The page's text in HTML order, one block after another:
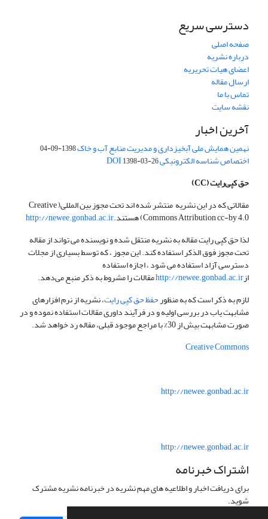
دسترسی سریع
صفحه اصلی
درباره نشریه
اعضای هیات تحریریه
ارسال مقاله
تماس با ما
نقشه سایت
آخرین اخبار
نهمین همایش ملی آبخیزداری و مدیریت منابع آب و خاک1398-09-04
اختصاص شناسه الکترونیکی DOI1398-03-26
حق کپی‌رایت(CC)
مقالاتی که در این نشریه منتشر شده اند تحت مجوز بین المللی( Creative
Commons Attribution cc-by 4.0) هستند.
http://newee.gonbad.ac.ir
لذا حق کپی رایت مقاله به نشریه منتقل شده و نویسنده می تواند از مقاله
تحت مجوز فوق الذکر استفاده کند. این مجوز ، که توسط بسیاری از مجلات
دسترسی آزاد استفاده می شود ، اجازه استفاده
ازhttp://newee.gonbad.ac.irمقالات را مشروط به ذکر منبع می‌دهد.
لازم به ذکر است که به منظورحفظ حق کپی رایت، نشریه از نرم افزارهای
مشابهت یاب در بررسی اولیه و در فرآیند داوری مقالات استفاده نموده و در
صورت مشابهت بیش از 30% با مراجع موجود قبلی، مقاله رد خواهد شد.
Creative Commons
http://newee.gonbad.ac.ir
http://newee.gonbad.ac.ir
اشتراک خبرنامه
برای دریافت اخبار و اطلاعیه های مهم نشریه در خبرنامه نشریه مشترک
شوید.